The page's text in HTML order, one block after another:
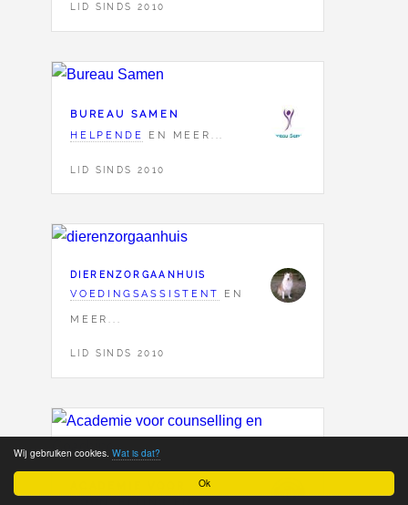
Ok
Wij gebruiken cookies. Wat is dat?
LID SINDS 2010
BUREAU SAMEN
HELPENDE
EN MEER...
LID SINDS 2010
DIERENZORGAANHUIS
VOEDINGSASSISTENT
EN
MEER...
LID SINDS 2010